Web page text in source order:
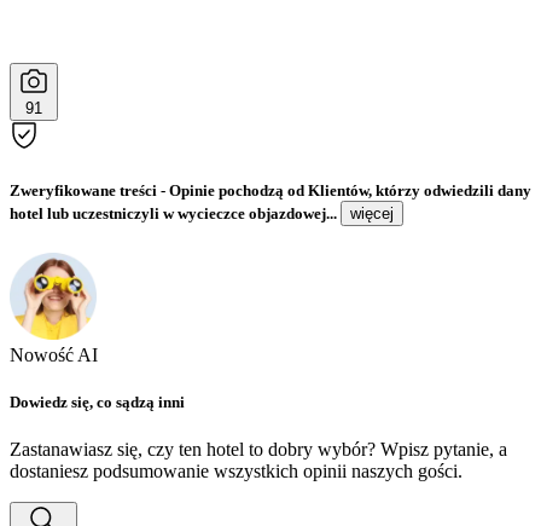
91
Zweryfikowane treści - Opinie pochodzą od Klientów, którzy odwiedzili dany
hotel lub uczestniczyli w wycieczce objazdowej...
więcej
Nowość AI
Dowiedz się, co sądzą inni
Zastanawiasz się, czy ten hotel to dobry wybór? Wpisz pytanie, a
dostaniesz podsumowanie wszystkich opinii naszych gości.